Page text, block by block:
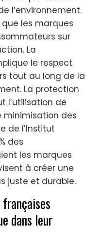
l’environnement.
les marques
sur
La
le respect
tout au long de la
La protection
l’utilisation de
minimisation des
de l’Institut
des
les marques
à créer une
juste et durable.
dans leur